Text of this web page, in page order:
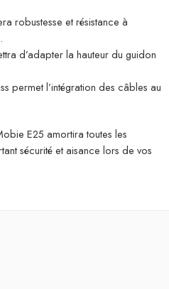
robustesse et résistance à
d’adapter la hauteur du guidon
permet l’intégration des câbles au
E25 amortira toutes les
sécurité et aisance lors de vos